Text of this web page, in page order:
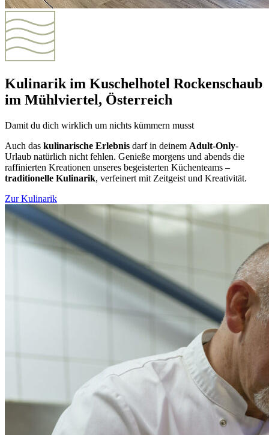
Kulinarik im Kuschelhotel Rockenschaub
im Mühlviertel, Österreich
Damit du dich wirklich um nichts kümmern musst
Auch das kulinarische Erlebnis darf in deinem Adult-Only-
Urlaub natürlich nicht fehlen. Genieße morgens und abends die
raffinierten Kreationen unseres begeisterten Küchenteams –
traditionelle Kulinarik, verfeinert mit Zeitgeist und Kreativität.
Zur Kulinarik